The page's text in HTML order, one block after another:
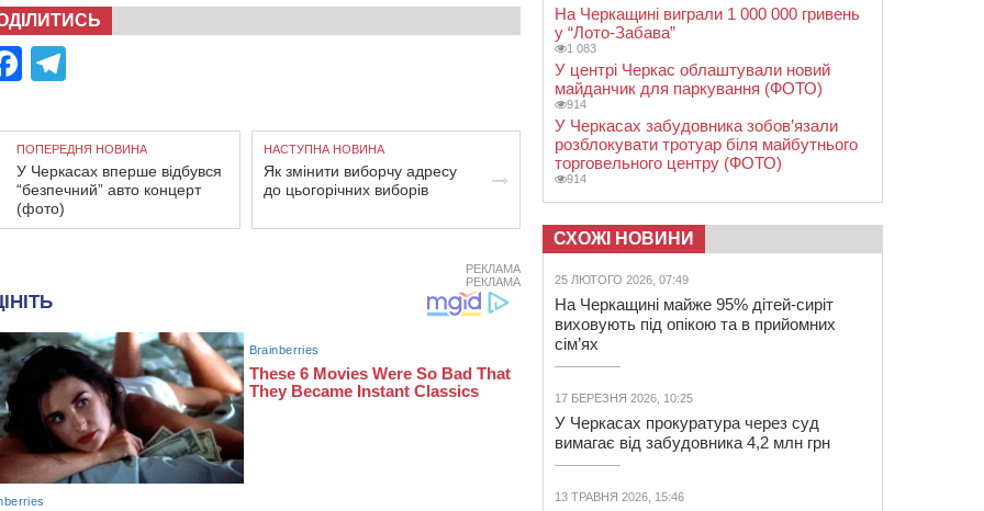
Facebook
ПОПЕРЕДНЯ НОВИНА
У Черкасах вперше відбувся
“безпечний” авто концерт
(фото)
НАСТУПНА НОВИНА
Як змінити виборчу адресу
до цьогорічних виборів
РЕКЛАМА
РЕКЛАМА
На Черкащині виграли 1 000 000 гривень
у “Лото-Забава”
1 083
У центрі Черкас облаштували новий
майданчик для паркування (ФОТО)
914
У Черкасах забудовника зобов’язали
розблокувати тротуар біля майбутнього
торговельного центру (ФОТО)
914
СХОЖІ НОВИНИ
25 ЛЮТОГО 2026, 07:49
На Черкащині майже 95% дітей-сиріт
виховують під опікою та в прийомних
сім’ях
17 БЕРЕЗНЯ 2026, 10:25
У Черкасах прокуратура через суд
вимагає від забудовника 4,2 млн грн
13 ТРАВНЯ 2026, 15:46